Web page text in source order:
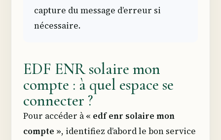
capture du message d’erreur si
nécessaire.
EDF ENR solaire mon
compte : à quel espace se
connecter ?
Pour accéder à« edf enr solaire mon
compte », identifiez d’abord le bon service